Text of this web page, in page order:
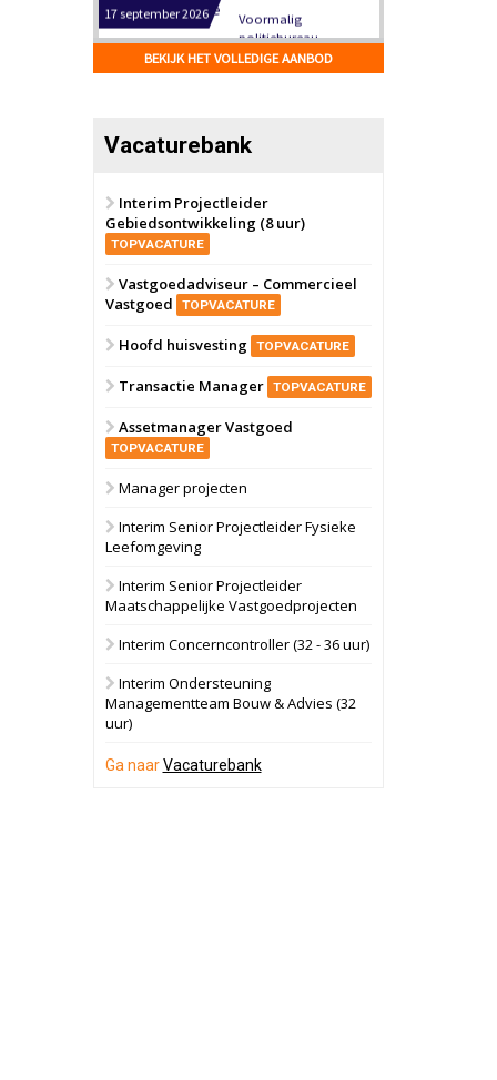
Hilversum
17 september 2026
Voormalig
Zwanenburg
6 oktober 2026
Oranje
28 september 2026
bedrijventerrein
Bekijk
Schuinesloot
politiebureau
17 september 2026
Voormalig
BEKIJK HET VOLLEDIGE AANBOD
Vacaturebank
Interim Projectleider
Gebiedsontwikkeling (8 uur)
TOPVACATURE
Vastgoedadviseur – Commercieel
Vastgoed
TOPVACATURE
Hoofd huisvesting TOPVACATURE
Transactie Manager TOPVACATURE
Assetmanager Vastgoed
TOPVACATURE
Manager projecten
Interim Senior Projectleider Fysieke
Leefomgeving
Interim Senior Projectleider
Maatschappelijke Vastgoedprojecten
Interim Concerncontroller (32 - 36 uur)
Interim Ondersteuning
Managementteam Bouw & Advies (32
uur)
Ga naarVacaturebank